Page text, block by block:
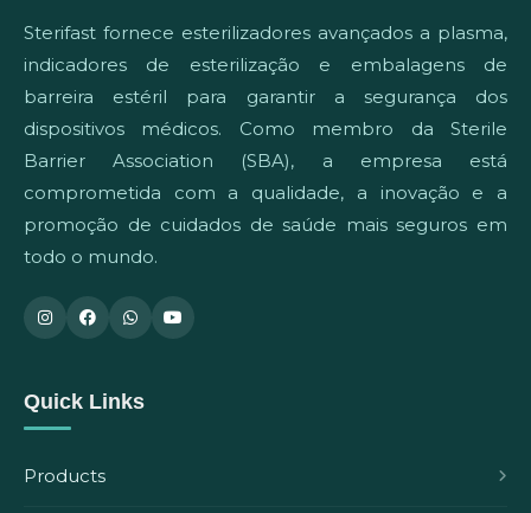
Sterifast fornece esterilizadores avançados a plasma,
indicadores de esterilização e embalagens de
barreira estéril para garantir a segurança dos
dispositivos médicos. Como membro da Sterile
Barrier Association (SBA), a empresa está
comprometida com a qualidade, a inovação e a
promoção de cuidados de saúde mais seguros em
todo o mundo.
Quick Links
Products